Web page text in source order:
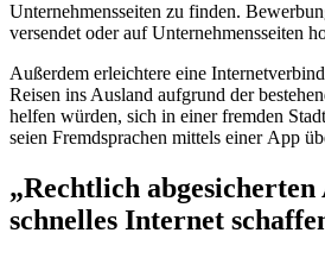
Unternehmensseiten zu finden.
versendet oder auf Unternehmensseiten
Außerdem erleichtere eine
Reisen ins Ausland aufgrund der
helfen würden, sich in einer fremden
seien Fremdsprachen mittels einer App
„Rechtlich
schnelles Internet